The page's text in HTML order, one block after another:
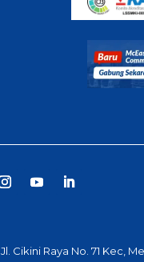
Jl. Cikini Raya No. 71 Kec,